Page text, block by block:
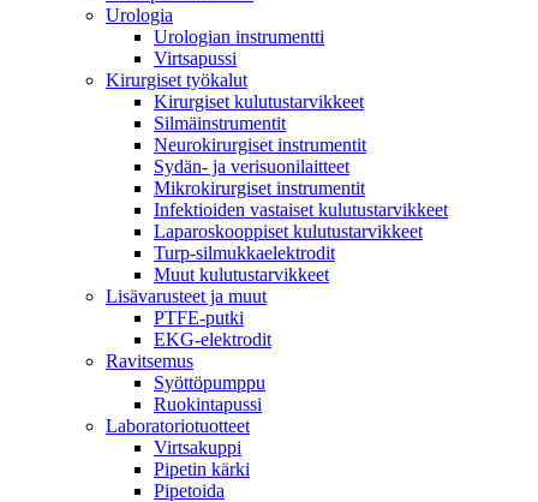
Urologia
Urologian instrumentti
Virtsapussi
Kirurgiset työkalut
Kirurgiset kulutustarvikkeet
Silmäinstrumentit
Neurokirurgiset instrumentit
Sydän- ja verisuonilaitteet
Mikrokirurgiset instrumentit
Infektioiden vastaiset kulutustarvikkeet
Laparoskooppiset kulutustarvikkeet
Turp-silmukkaelektrodit
Muut kulutustarvikkeet
Lisävarusteet ja muut
PTFE-putki
EKG-elektrodit
Ravitsemus
Syöttöpumppu
Ruokintapussi
Laboratoriotuotteet
Virtsakuppi
Pipetin kärki
Pipetoida